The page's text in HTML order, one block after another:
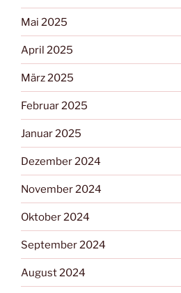
Mai 2025
April 2025
März 2025
Februar 2025
Januar 2025
Dezember 2024
November 2024
Oktober 2024
September 2024
August 2024